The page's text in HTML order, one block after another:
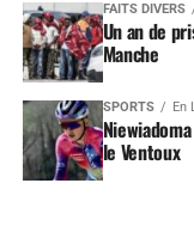
FAITS DIVERS
Un an de
Manche
SPORTS En
le Ventoux